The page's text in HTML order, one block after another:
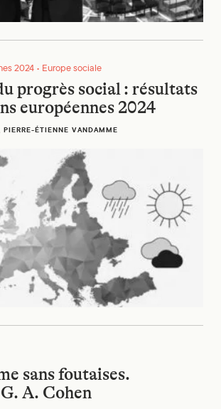
2024 • Europe sociale
progrès social : résultats
européennes 2024
PIERRE-ÉTIENNE VANDAMME
sans foutaises.
A. Cohen